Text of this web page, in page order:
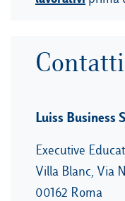
Contatti
Luiss Business
Executive
Villa Blanc, Via
00162 Roma